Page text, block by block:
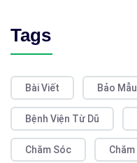
Tags
Bài Viết Bảo Mẫu
Bệnh Viện Từ Dũ
Chăm Sóc